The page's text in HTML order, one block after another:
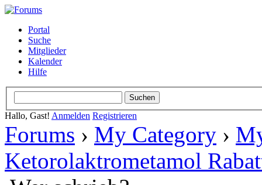
Portal
Suche
Mitglieder
Kalender
Hilfe
Hallo, Gast! Anmelden Registrieren
Forums › My Category ›
Ketorolaktrometamol